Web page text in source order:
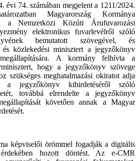
évi 74. számában megjelent a 1211/2024.
Magyarország Kormánya
a Nemzetközi Közúti Árufuvarozási
elektronikus fuvarlevélről szóló
bemutatott szövegével, és
és közlekedési minisztert a jegyzőkönyv
A kormány felhívta a
hogy a jegyzőkönyv szövege
szükséges meghatalmazási okiratot adja
jegyzőkönyv kihirdetéséről szóló
továbbá elrendelte a jegyzőkönyv
követően annak a Magyar
képviselői örömmel fogadják a digitális
hozott döntést. Az e-CMR